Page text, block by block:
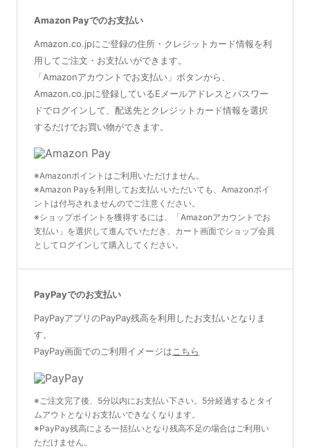
Amazon Payでのお支払い
Amazon.co.jpにご登録の住所・クレジットカード情報を利
用してご注文・お支払いができます。
「Amazonアカウントでお支払い」ボタンから、
Amazon.co.jpに登録しているEメールアドレスとパスワー
ドでログインして、配送先とクレジットカード情報を選択
するだけでお買い物ができます。
※Amazonポイントはご利用いただけません。
※Amazon Payを利用してお支払いいただいても、Amazonポイ
ントは付与されませんのでご注意ください。
※ショップポイントを獲得するには、「Amazonアカウントでお
支払い」を選択して進んでいただき、カート画面でショップ会員
としてログインして購入してください。
PayPayでのお支払い
PayPayアプリのPayPay残高を利用したお支払いとなりま
す。
PayPay画面でのご利用イメージは こちら
※ご注文完了後、5分以内にお支払い下さい。5分経過するとタイ
ムアウトとなりお支払いできなくなります。
※PayPay残高による一括払いとなり残高不足の場合はご利用い
ただけません。